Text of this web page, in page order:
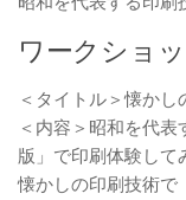
ワークショ
＜タイトル＞懐か
＜内容＞昭和を代
版」で印刷体験して
懐かしの印刷技術で